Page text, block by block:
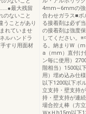
最大残留
のないこと
うことがあり
れていませ
ルハンドラ
すり用面材
4mm∼6mmの強
合わせガラス■ボ
る接着剤は必ず
の接着剤は強度
してください。
る。納まりW（
a（mm）直付け
ン毎に使用）
階相当）1500以
用）埋め込み仕
以下1200以下ボ
立支持・壁支持
持・壁支持が連
場合控え棒（方
Ｗ×Ｈh15m以